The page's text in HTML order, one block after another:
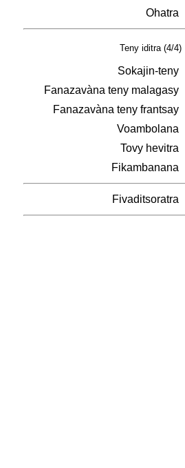
Ohatra
Teny iditra (4/4)
Sokajin-teny
Fanazavàna teny malagasy
Fanazavàna teny frantsay
Voambolana
Tovy hevitra
Fikambanana
Fivaditsoratra